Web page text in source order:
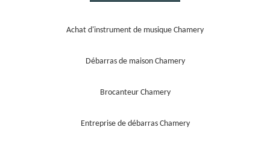
Achat d'instrument de musique Chamery
Débarras de maison Chamery
Brocanteur Chamery
Entreprise de débarras Chamery